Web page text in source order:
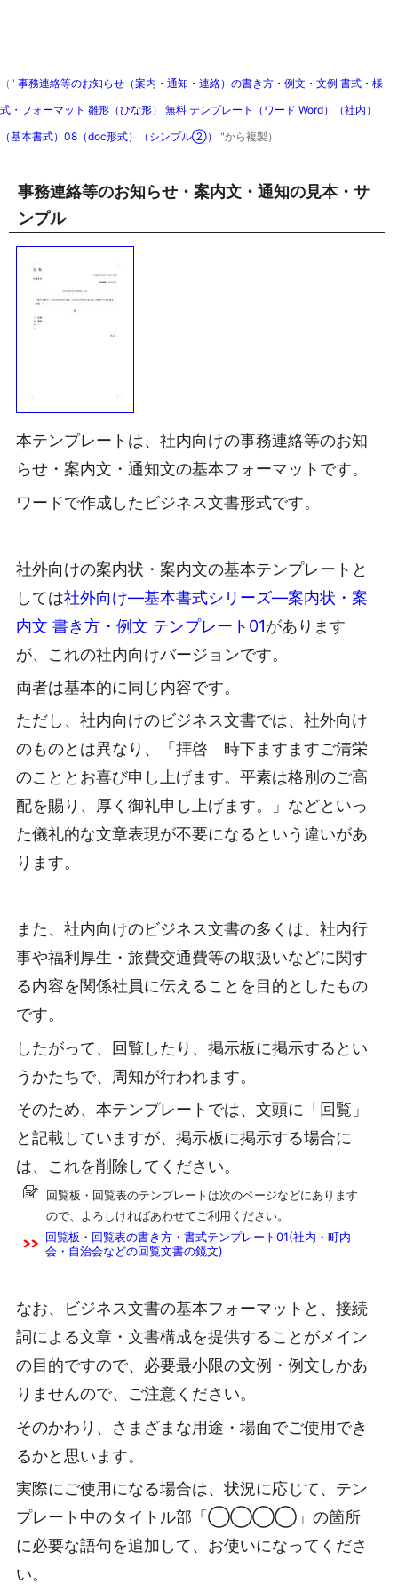
（" 事務連絡等のお知らせ（案内・通知・連絡）の書き方・例文・文例 書式・様
式・フォーマット 雛形（ひな形） 無料 テンプレート（ワード Word）（社内）
（基本書式）08（doc形式）（シンプル②） "から複製）
事務連絡等のお知らせ・案内文・通知の見本・サ
ンプル
本テンプレートは、社内向けの事務連絡等のお知
らせ・案内文・通知文の基本フォーマットです。
ワードで作成したビジネス文書形式です。
社外向けの案内状・案内文の基本テンプレートと
しては社外向け―基本書式シリーズ―案内状・案
内文 書き方・例文 テンプレート01があります
が、これの社内向けバージョンです。
両者は基本的に同じ内容です。
ただし、社内向けのビジネス文書では、社外向け
のものとは異なり、「拝啓 時下ますますご清栄
のこととお喜び申し上げます。平素は格別のご高
配を賜り、厚く御礼申し上げます。」などといっ
た儀礼的な文章表現が不要になるという違いがあ
ります。
また、社内向けのビジネス文書の多くは、社内行
事や福利厚生・旅費交通費等の取扱いなどに関す
る内容を関係社員に伝えることを目的としたもの
です。
したがって、回覧したり、掲示板に掲示するとい
うかたちで、周知が行われます。
そのため、本テンプレートでは、文頭に「回覧」
と記載していますが、掲示板に掲示する場合に
は、これを削除してください。
回覧板・回覧表のテンプレートは次のページなどにあります
ので、よろしければあわせてご利用ください。
回覧板・回覧表の書き方・書式テンプレート01(社内・町内
会・自治会などの回覧文書の鏡文)
なお、ビジネス文書の基本フォーマットと、接続
詞による文章・文書構成を提供することがメイン
の目的ですので、必要最小限の文例・例文しかあ
りませんので、ご注意ください。
そのかわり、さまざまな用途・場面でご使用でき
るかと思います。
実際にご使用になる場合は、状況に応じて、テン
プレート中のタイトル部「◯◯◯◯」の箇所
に必要な語句を追加して、お使いになってくださ
い。